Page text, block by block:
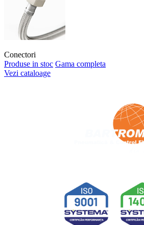
Conectori
Produse in stoc Gama completa
Vezi cataloage